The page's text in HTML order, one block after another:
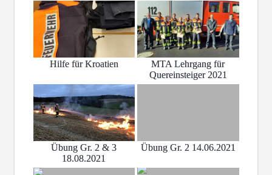
Hilfe für Kroatien
MTA Lehrgang für
Quereinsteiger 2021
Übung Gr. 2 & 3
18.08.2021
Übung Gr. 2 14.06.2021